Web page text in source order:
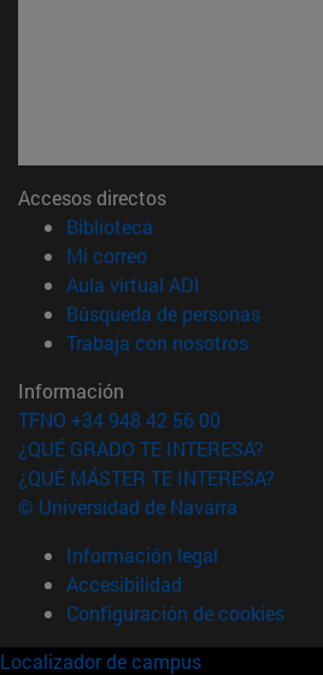
Accesos directos
Biblioteca
Mi correo(abre en nueva
Aula virtual ADI
Búsqueda de personas(abre
Trabaja con nosotros(abre en
Información
TFNO +34 948 42 56 00
¿QUÉ GRADO TE INTERESA?
¿QUÉ MÁSTER TE INTERESA?
© Universidad de Navarra
Información legal
Accesibilidad
Configuración de cookies
Localizador de campus